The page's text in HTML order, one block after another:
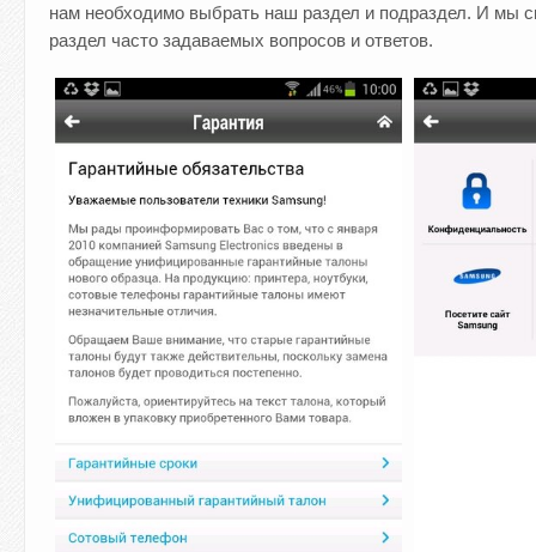
нам необходимо выбрать наш раздел и подраздел. И мы
раздел часто задаваемых вопросов и ответов.